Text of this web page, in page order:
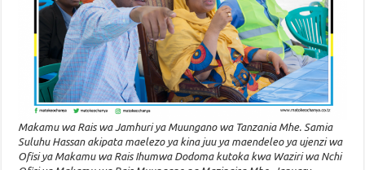
Makamu wa Rais wa Jamhuri ya Muungano wa Tanzania Mhe. Samia
Suluhu Hassan akipata maelezo ya kina juu ya maendeleo ya ujenzi wa
Ofisi ya Makamu wa Rais Ihumwa Dodoma kutoka kwa Waziri wa Nchi